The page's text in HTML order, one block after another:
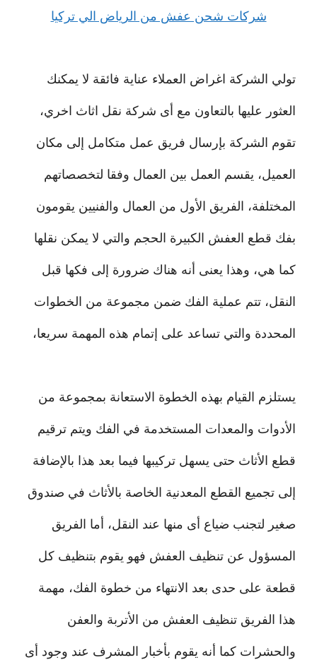
شركات شحن عفش من الرياض الي تركيا
تولي الشركة اغراض العملاء عناية فائقة لا يمكنك
العثور عليها بالتعاون مع أى شركة نقل اثاث اخري،
تقوم الشركة بإرسال فريق عمل متكامل إلى مكان
العميل، يقسم العمل بين العمال وفقا لتخصصاتهم
المختلفة، الفريق الأول من العمال والفنيين يقومون
بفك قطع العفش الكبيرة الحجم والتي لا يمكن نقلها
كما هي، وهذا يعنى أنه هناك ضرورة إلى فكها قبل
النقل، تتم عملية الفك ضمن مجموعة من الخطوات
المحددة والتي تساعد على إتمام هذه المهمة سريعا،
يستلزم القيام بهذه الخطوة الاستعانة بمجموعة من
الأدوات والمعدات المستخدمة في الفك ويتم ترقيم
قطع الأثاث حتى يسهل تركيبها فيما بعد هذا بالإضافة
إلى تجميع القطع المعدنية الخاصة بالأثاث في صندوق
صغير لتجنب ضياع أى منها عند النقل، أما الفريق
المسؤول عن تنظيف العفش فهو يقوم بتنظيف كل
قطعة على حدى بعد الانتهاء من خطوة الفك، مهمة
هذا الفريق تنظيف العفش من الأتربة والعفن
والحشرات كما أنه يقوم بأخبار المشرف عند وجود أى